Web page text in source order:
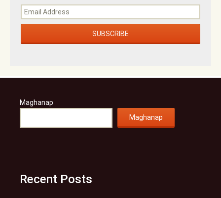
Maghanap
Maghanap
Recent Posts